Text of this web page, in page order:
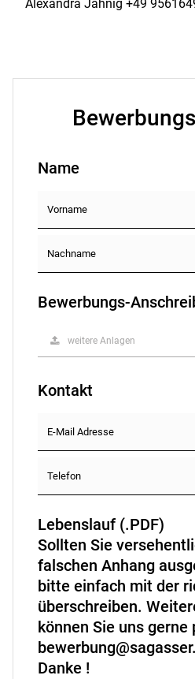
Alexandra Jahnig +49
Name
Bewerbungs-
weitere Anlagen
Kontakt
Lebenslauf (.PDF)
Sollten Sie
falschen Anhang
bitte einfach mit der
überschreiben.
können Sie uns gerne
Danke !